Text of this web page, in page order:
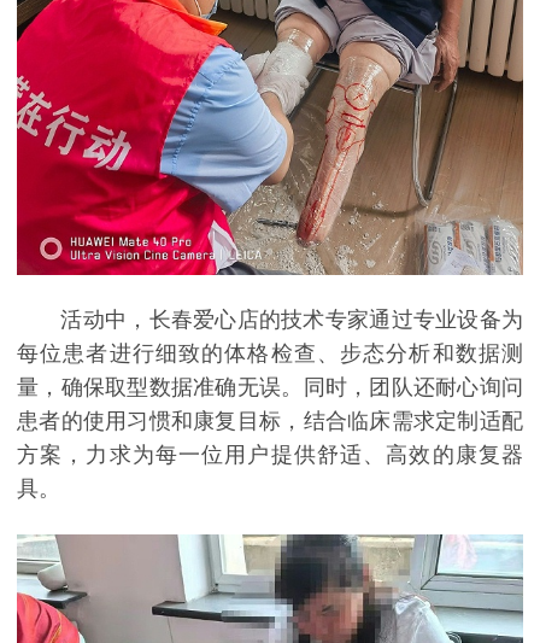
活动中，长春爱心店的技术专家通过专业设备为
每位患者进行细致的体格检查、步态分析和数据测
量，确保取型数据准确无误。同时，团队还耐心询问
患者的使用习惯和康复目标，结合临床需求定制适配
方案，力求为每一位用户提供舒适、高效的康复器
具。